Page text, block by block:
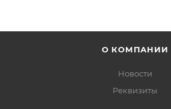
О КОМПАНИИ
Новости
Реквизиты